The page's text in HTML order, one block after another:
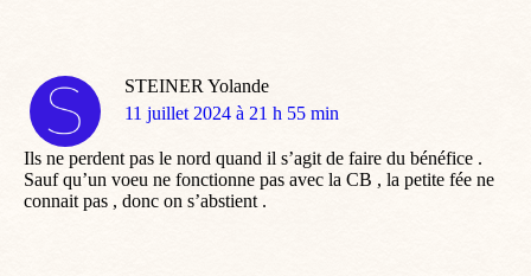
STEINER Yolande
dit
11 juillet 2024 à 21 h 55 min
Ils ne perdent pas le nord quand il s’agit de faire du bénéfice .
Sauf qu’un voeu ne fonctionne pas avec la CB , la petite fée ne
connait pas , donc on s’abstient .